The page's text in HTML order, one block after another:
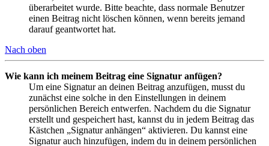
überarbeitet wurde. Bitte beachte, dass normale Benutzer
einen Beitrag nicht löschen können, wenn bereits jemand
darauf geantwortet hat.
Nach oben
Wie kann ich meinem Beitrag eine Signatur anfügen?
Um eine Signatur an deinen Beitrag anzufügen, musst du
zunächst eine solche in den Einstellungen in deinem
persönlichen Bereich entwerfen. Nachdem du die Signatur
erstellt und gespeichert hast, kannst du in jedem Beitrag das
Kästchen „Signatur anhängen“ aktivieren. Du kannst eine
Signatur auch hinzufügen, indem du in deinem persönlichen